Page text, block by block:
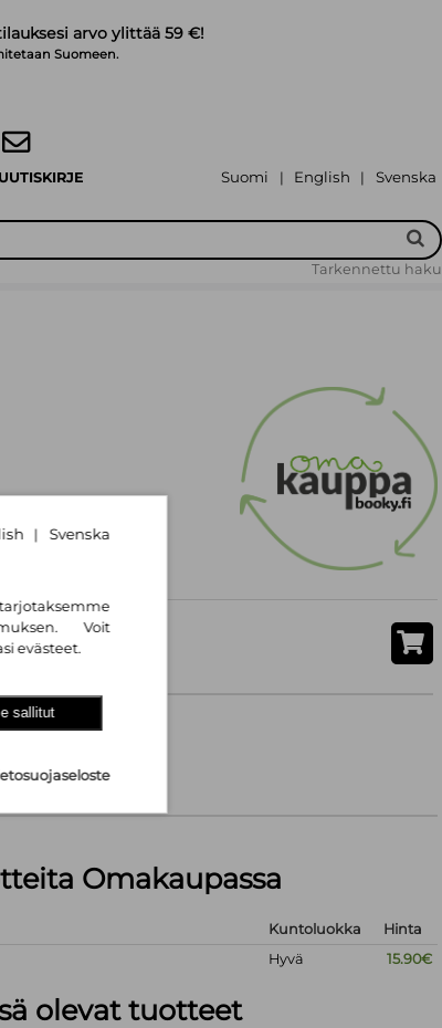
arvo ylittää 59 €!
Suomeen.
Suomi | English | Svenska
Tarkennettu haku
Omakaupassa
Kuntoluokka
Hinta
Hyvä 15.90€
olevat tuotteet
| Svenska
Voit
evästeet.
sallitut